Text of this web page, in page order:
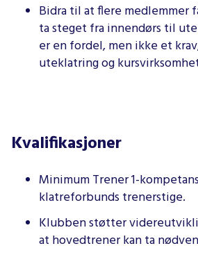
Bidra til at flere medlemmer
ta steget fra innendørs til
er en fordel, men ikke et
uteklatring og
Kvalifikasjoner
Minimum Trener 1-
klatreforbunds trenerstige.
Klubben støtter
at hovedtrener kan ta